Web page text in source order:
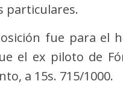
particulares.
fue para el
el ex piloto de
a 15s. 715/1000.